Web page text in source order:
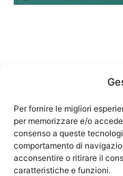
Per fornire le migliori
per memorizzare e/o
consenso a queste
comportamento di
acconsentire o ritirare il
caratteristiche e funzioni.
Federazione
codice